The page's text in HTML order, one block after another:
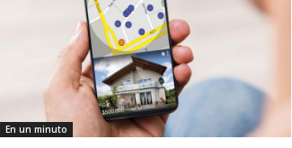
En un minuto